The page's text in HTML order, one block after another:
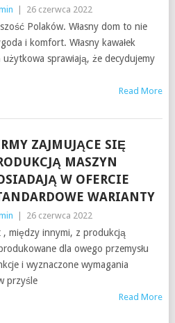
26 czerwca 2022
Polaków. Własny dom to nie
i komfort. Własny kawałek
sprawiają, że decydujemy
Read More
ZAJMUJĄCE SIĘ
MASZYN
W OFERCIE
WARIANTY
26 czerwca 2022
, między innymi, z produkcją
dla owego przemysłu
i wyznaczone wymagania
przyśle
Read More